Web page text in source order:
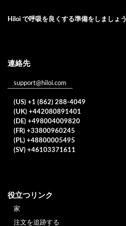
Hiloi で呼吸を良くする準備をしましょう
連絡先
support@hiloi.com
(US) +1 (862) 288-4049
(UK) +442080891401
(DE) +498004009820
(FR) +33800960245
(PL) +48800005495
(SV) +46103371611
役立つリンク
家
注文を追跡する